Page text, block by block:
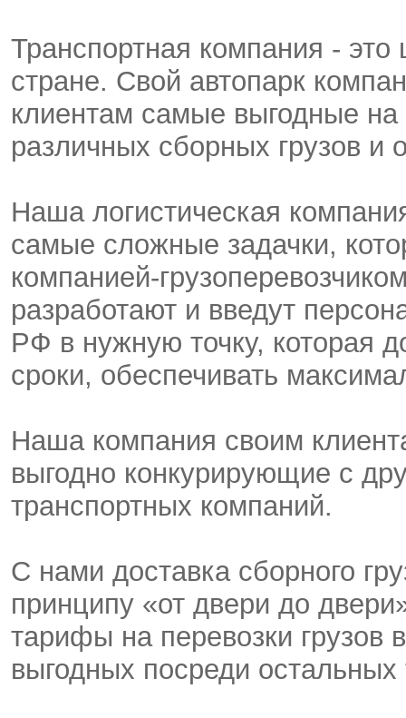
Транспортная компания -
стране. Свой автопарк
клиентам самые выгодные на
различных сборных грузов и
Наша логистическая
самые сложные задачки,
компанией-
разработают и введут
РФ в нужную точку, которая
сроки, обеспечивать
Наша компания своим
выгодно конкурирующие с
транспортных компаний.
С нами доставка сборного
принципу «от двери до
тарифы на перевозки грузов
выгодных посреди